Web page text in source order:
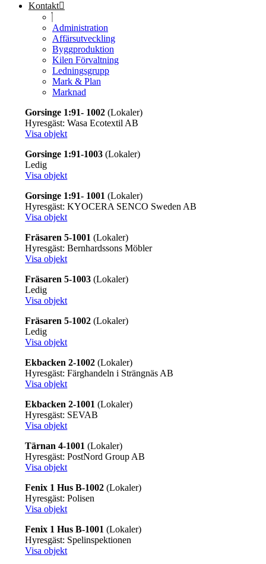
Kontakt
Administration
Affärsutveckling
Byggproduktion
Kilen Förvaltning
Ledningsgrupp
Mark & Plan
Marknad
Gorsinge 1:91- 1002 (Lokaler)
Hyresgäst: Wasa Ecotextil AB
Visa objekt
Gorsinge 1:91-1003 (Lokaler)
Ledig
Visa objekt
Gorsinge 1:91- 1001 (Lokaler)
Hyresgäst: KYOCERA SENCO Sweden AB
Visa objekt
Fräsaren 5-1001 (Lokaler)
Hyresgäst: Bernhardssons Möbler
Visa objekt
Fräsaren 5-1003 (Lokaler)
Ledig
Visa objekt
Fräsaren 5-1002 (Lokaler)
Ledig
Visa objekt
Ekbacken 2-1002 (Lokaler)
Hyresgäst: Färghandeln i Strängnäs AB
Visa objekt
Ekbacken 2-1001 (Lokaler)
Hyresgäst: SEVAB
Visa objekt
Tärnan 4-1001 (Lokaler)
Hyresgäst: PostNord Group AB
Visa objekt
Fenix 1 Hus B-1002 (Lokaler)
Hyresgäst: Polisen
Visa objekt
Fenix 1 Hus B-1001 (Lokaler)
Hyresgäst: Spelinspektionen
Visa objekt